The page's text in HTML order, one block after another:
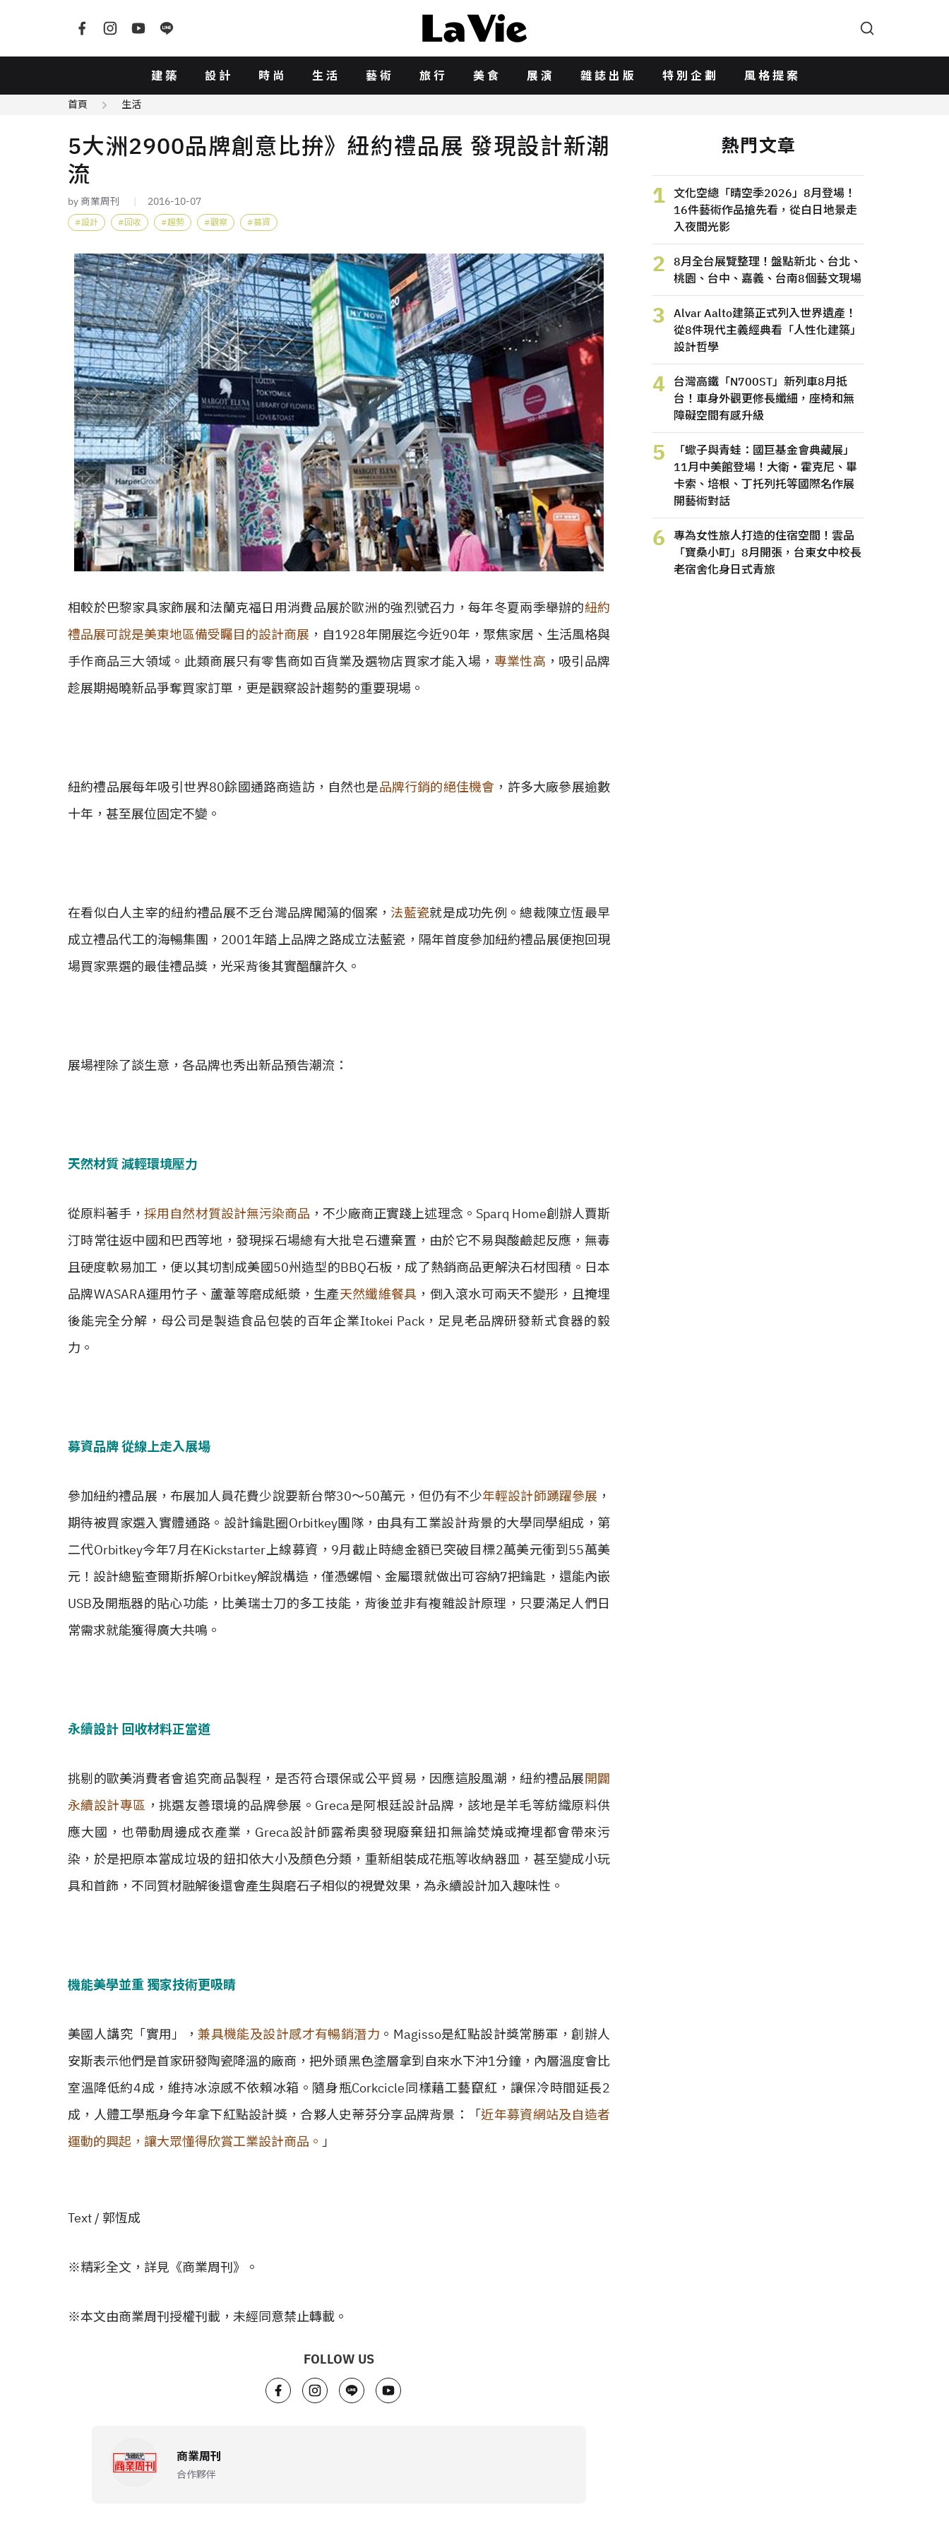
建築 設計 時尚 生活 藝術 旅行 美食 展演 雜誌出版 特別企劃 風格提案
首頁 生活
5大洲2900品牌創意比拚》紐約禮品展 發現設計新潮
流
by 商業周刊 2016-10-07
設計 回收 趨勢 觀察 募資
相較於巴黎家具家飾展和法蘭克福日用消費品展於歐洲的強烈號召力，每年冬夏兩季舉辦的紐約
禮品展可說是美東地區備受矚目的設計商展 ，自1928年開展迄今近90年，聚焦家居、生活風格與
手作商品三大領域。此類商展只有零售商如百貨業及選物店買家才能入場， 專業性高 ，吸引品牌
趁展期揭曉新品爭奪買家訂單，更是觀察設計趨勢的重要現場。
紐約禮品展每年吸引世界80餘國通路商造訪，自然也是品牌行銷的絕佳機會 ，許多大廠參展逾數
十年，甚至展位固定不變。
在看似白人主宰的紐約禮品展不乏台灣品牌闖蕩的個案， 法藍瓷就是成功先例。總裁陳立恆最早
成立禮品代工的海暢集團，2001年踏上品牌之路成立法藍瓷，隔年首度參加紐約禮品展便抱回現
場買家票選的最佳禮品獎，光采背後其實醞釀許久。
展場裡除了談生意，各品牌也秀出新品預告潮流：
天然材質 減輕環境壓力
從原料著手，採用自然材質設計無污染商品 ，不少廠商正實踐上述理念。Sparq Home創辦人賈斯
汀時常往返中國和巴西等地，發現採石場總有大批皂石遭棄置，由於它不易與酸鹼起反應，無毒
且硬度軟易加工，便以其切割成美國50州造型的BBQ石板，成了熱銷商品更解決石材囤積。日本
品牌WASARA運用竹子、蘆葦等磨成紙漿，生產天然纖維餐具 ，倒入滾水可兩天不變形，且掩埋
後能完全分解，母公司是製造食品包裝的百年企業Itokei Pack，足見老品牌研發新式食器的毅
力。
募資品牌 從線上走入展場
參加紐約禮品展，布展加人員花費少說要新台幣30～50萬元，但仍有不少年輕設計師踴躍參展 ，
期待被買家選入實體通路。設計鑰匙圈Orbitkey團隊，由具有工業設計背景的大學同學組成，第
二代Orbitkey今年7月在Kickstarter上線募資，9月截止時總金額已突破目標2萬美元衝到55萬美
元！設計總監查爾斯拆解Orbitkey解說構造，僅憑螺帽、金屬環就做出可容納7把鑰匙，還能內嵌
USB及開瓶器的貼心功能，比美瑞士刀的多工技能，背後並非有複雜設計原理，只要滿足人們日
常需求就能獲得廣大共鳴。
永續設計 回收材料正當道
挑剔的歐美消費者會追究商品製程，是否符合環保或公平貿易，因應這股風潮，紐約禮品展開闢
永續設計專區 ，挑選友善環境的品牌參展。Greca是阿根廷設計品牌，該地是羊毛等紡織原料供
應大國，也帶動周邊成衣產業，Greca設計師露希奧發現廢棄鈕扣無論焚燒或掩埋都會帶來污
染，於是把原本當成垃圾的鈕扣依大小及顏色分類，重新組裝成花瓶等收納器皿，甚至變成小玩
具和首飾，不同質材融解後還會產生與磨石子相似的視覺效果，為永續設計加入趣味性。
機能美學並重 獨家技術更吸睛
美國人講究「實用」，兼具機能及設計感才有暢銷潛力 。Magisso是紅點設計獎常勝軍，創辦人
安斯表示他們是首家研發陶瓷降溫的廠商，把外頭黑色塗層拿到自來水下沖1分鐘，內層溫度會比
室溫降低約4成，維持冰涼感不依賴冰箱。隨身瓶Corkcicle同樣藉工藝竄紅，讓保冷時間延長2
成，人體工學瓶身今年拿下紅點設計獎，合夥人史蒂芬分享品牌背景：「近年募資網站及自造者
運動的興起，讓大眾懂得欣賞工業設計商品。 」
Text / 郭恆成
※精彩全文，詳見《商業周刊》。
※本文由商業周刊授權刊載，未經同意禁止轉載。
FOLLOW US
商業周刊
合作夥伴
熱門文章
1
文化空總「晴空季2026」8月登場！
16件藝術作品搶先看，從白日地景走
入夜間光影
2
8月全台展覽整理！盤點新北、台北、
桃園、台中、嘉義、台南8個藝文現場
3
Alvar Aalto建築正式列入世界遺產！
從8件現代主義經典看「人性化建築」
設計哲學
4
台灣高鐵「N700ST」新列車8月抵
台！車身外觀更修長纖細，座椅和無
障礙空間有感升級
5
「蠍子與青蛙：國巨基金會典藏展」
11月中美館登場！大衛・霍克尼、畢
卡索、培根、丁托列托等國際名作展
開藝術對話
6
專為女性旅人打造的住宿空間！雲品
「寶桑小町」8月開張，台東女中校長
老宿舍化身日式青旅